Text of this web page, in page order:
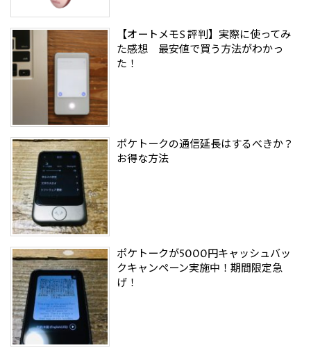
【オートメモS 評判】実際に使ってみ
た感想 最安値で買う方法がわかっ
た！
ポケトークの通信延長はするべきか？
お得な方法
ポケトークが5000円キャッシュバッ
クキャンペーン実施中！期間限定急
げ！